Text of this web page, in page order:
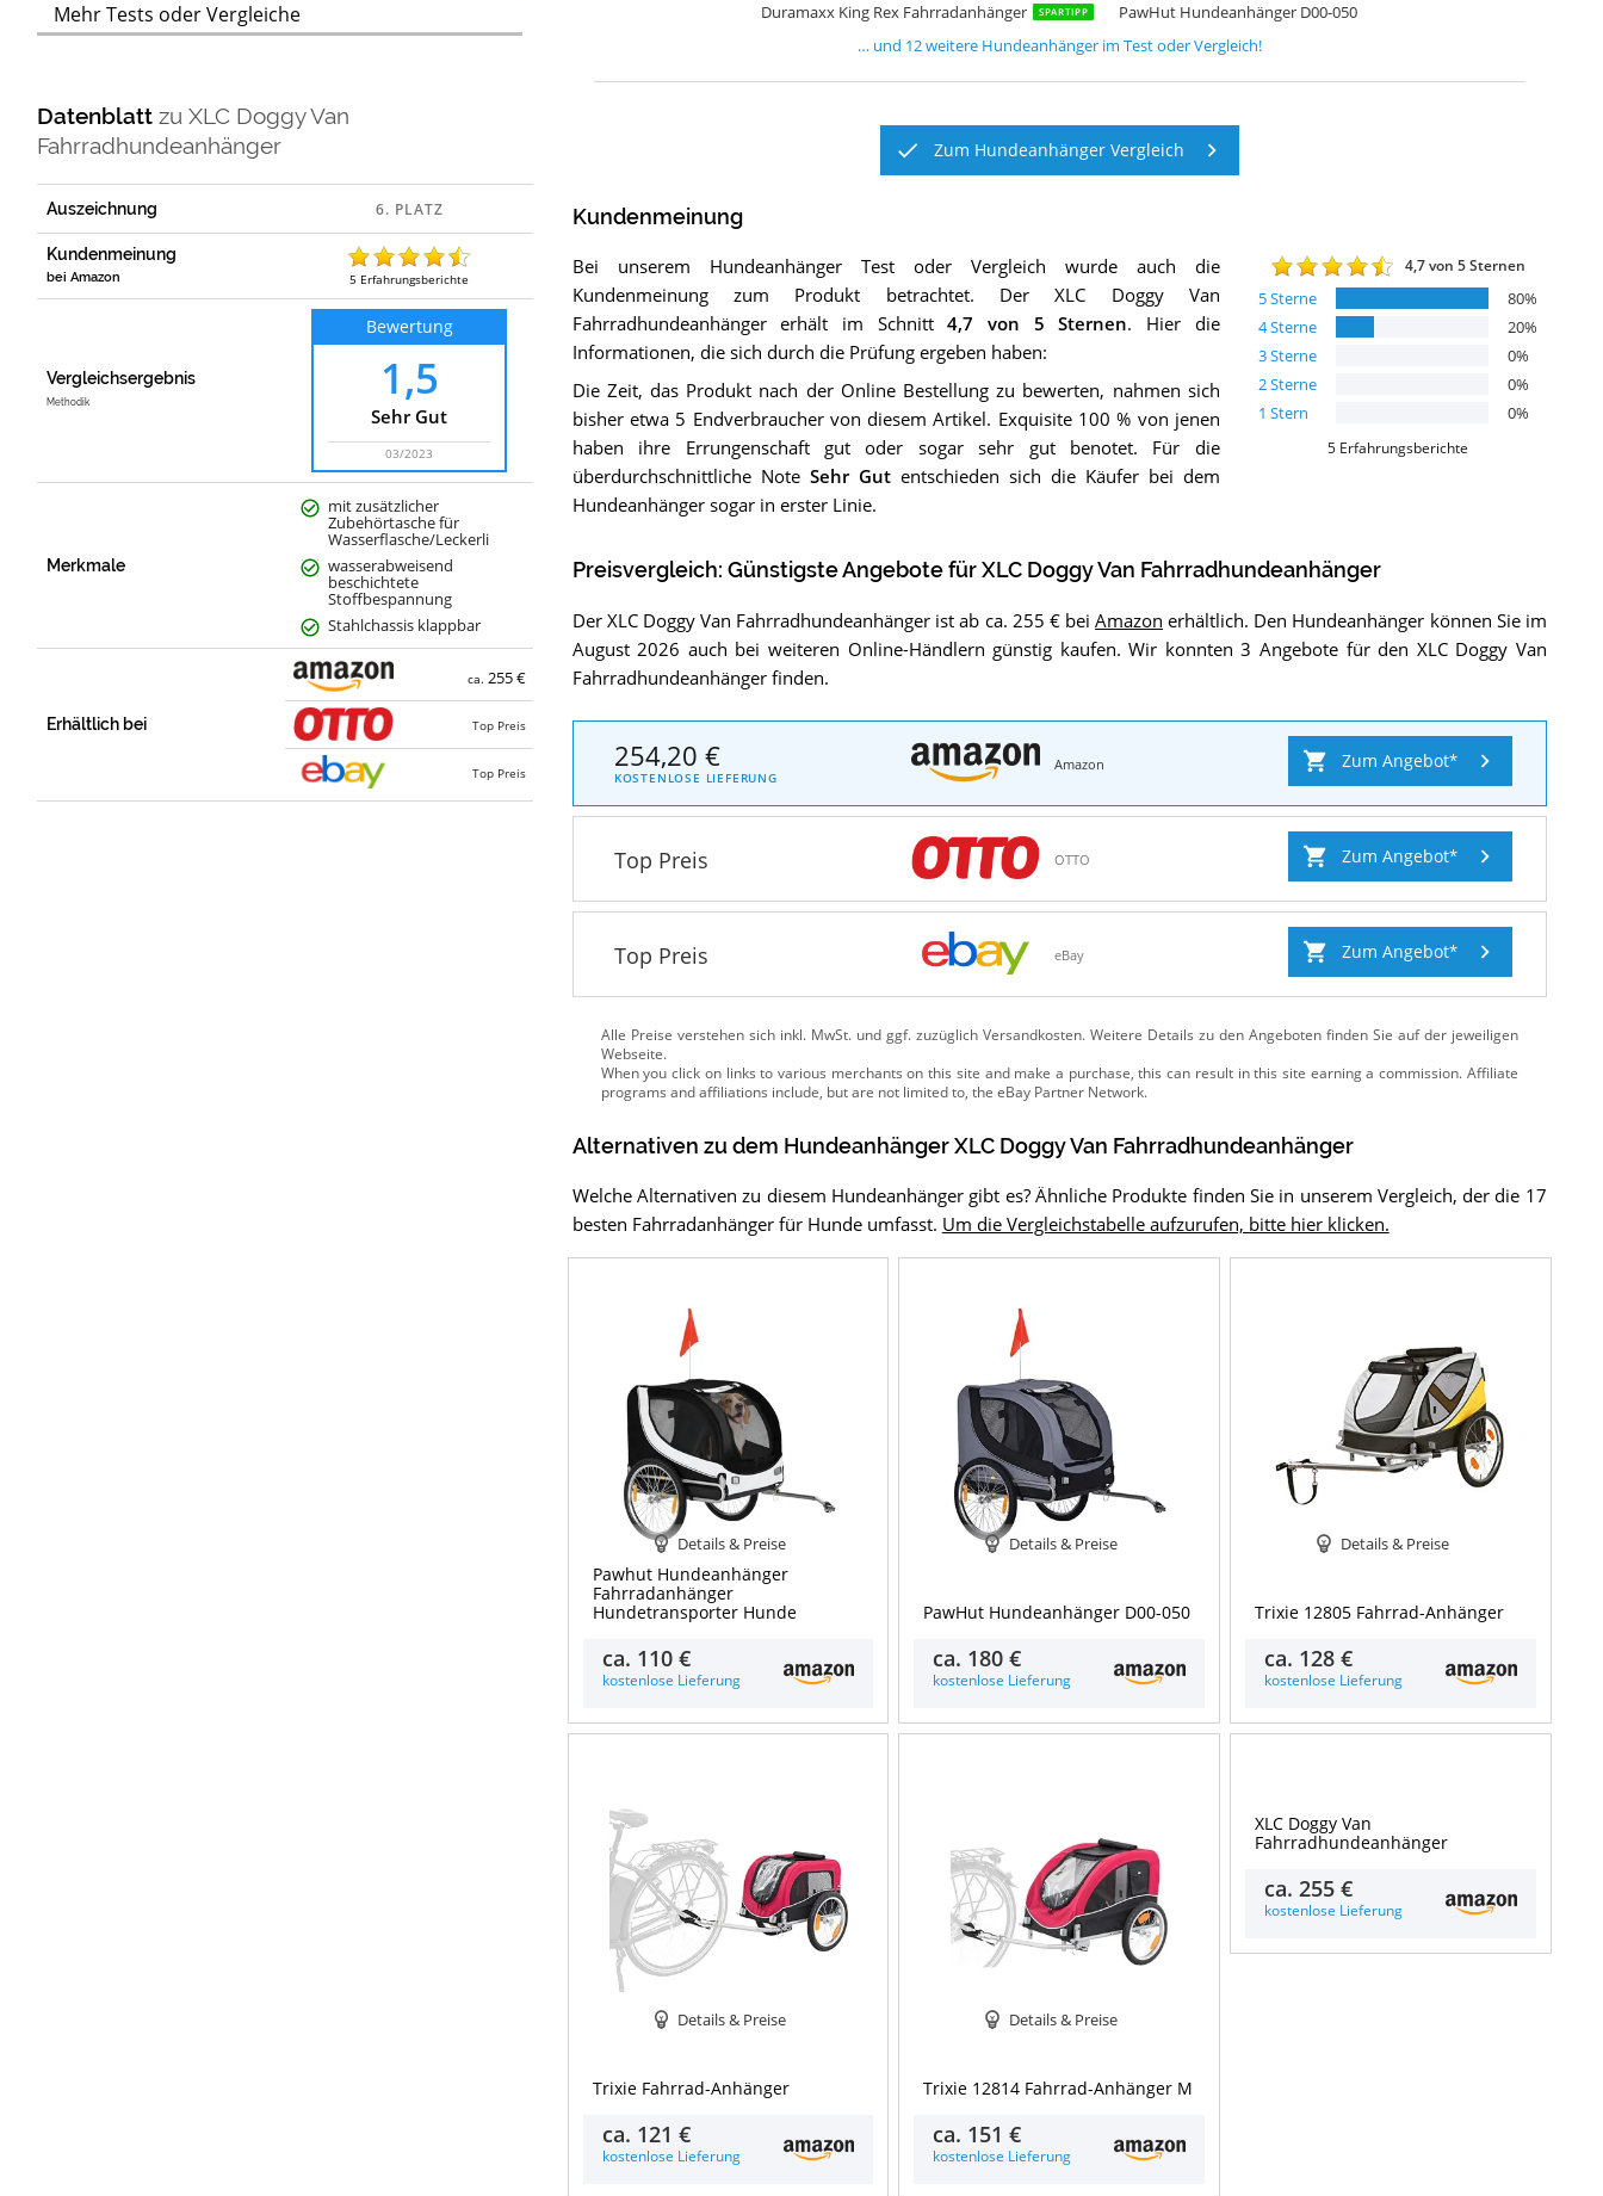
Mehr Tests oder Vergleiche
DatenblattzuXLC Doggy Van
Fahrradhundeanhänger
Auszeichnung
Kundenmeinung
bei Amazon 5 Erfahrungsberichte
Vergleichsergebnis
Methodik
Bewertung
1,5
Sehr Gut
03/2023
Merkmale
mit zusätzlicher
Zubehörtasche für
Wasserflasche/Leckerli
wasserabweisend
beschichtete
Stoffbespannung
Stahlchassis klappbar
Erhältlich bei
ca.255 €
Top Preis
Top Preis
Duramaxx King Rex Fahrradanhänger
SPARTIPP PawHut Hundeanhänger D00-050
… und 12weitere Hundeanhängerim Test oder Vergleich!
Zum Hundeanhänger Vergleich
Kundenmeinung
4,7von 5 Sternen
5Sterne 80%
4Sterne 20%
3Sterne 0%
2Sterne 0%
1 Stern 0%
5 Erfahrungsberichte
Bei unserem HundeanhängerTest oder Vergleich wurde auch die
Kundenmeinung zum Produkt betrachtet.
Der
XLC Doggy Van
Fahrradhundeanhängererhält im Schnitt4,7 von 5 Sternen. Hier die
Informationen, die sich durch die Prüfung ergeben haben:
Die Zeit, das Produkt nach der Online Bestellung zu bewerten, nahmen sich
bisher etwa 5 Endverbraucher von diesem Artikel. Exquisite 100 % von jenen
haben ihre Errungenschaft gut oder sogar sehr gut benotet. Für die
überdurchschnittliche Note Sehr Gutentschieden sich die Käufer bei dem
Hundeanhänger sogar in erster Linie.
Preisvergleich: Günstigste Angebote für XLC Doggy Van Fahrradhundeanhänger
Der XLC Doggy Van Fahrradhundeanhänger ist ab ca. 255 € beiAmazon erhältlich. Den Hundeanhänger können Sie im
August 2026 auch bei weiteren Online-Händlern günstig kaufen. Wir konnten 3 Angebote für den XLC Doggy Van
Fahrradhundeanhänger finden.
254,20 €
KOSTENLOSE LIEFERUNG
Amazon Zum Angebot
Top Preis OTTO Zum Angebot
Top Preis eBay Zum Angebot
Alle Preise verstehen sich inkl. MwSt. und ggf. zuzüglich Versandkosten. Weitere Details zu den Angebotenfinden Sie auf der jeweiligen
Webseite.
Alternativen zu dem Hundeanhänger XLC Doggy Van Fahrradhundeanhänger
Welche Alternativen zu diesem Hundeanhänger gibt es? Ähnliche Produkte finden Sie in unserem Vergleich, der die 17
besten Fahrradanhänger für Hunde umfasst. Um die Vergleichstabelle aufzurufen, bitte hier klicken.
Details & Preise
Pawhut Hundeanhänger
Fahrradanhänger
Hundetransporter Hunde
ca. 110 €
kostenlose Lieferung
Details & Preise
PawHut Hundeanhänger D00-050
ca. 180 €
kostenlose Lieferung
Details & Preise
Trixie 12805 Fahrrad-Anhänger
ca. 128 €
kostenlose Lieferung
Details & Preise
Trixie Fahrrad-Anhänger
ca. 121 €
kostenlose Lieferung
Details & Preise
Trixie 12814 Fahrrad-Anhänger M
ca. 151 €
kostenlose Lieferung
XLC Doggy Van
Fahrradhundeanhänger
ca.255 €
kostenlose Lieferung